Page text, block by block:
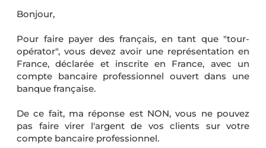
Bonjour,
Pour faire payer des français, en tant que "tour-
opérator", vous devez avoir une représentation en
France, déclarée et inscrite en France, avec un
compte bancaire professionnel ouvert dans une
banque française.
De ce fait, ma réponse est NON, vous ne pouvez
pas faire virer l'argent de vos clients sur votre
compte bancaire professionnel.